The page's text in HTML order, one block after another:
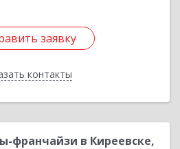
заявку
контакты
заявку
Назад
франчайзи в Киреевске,